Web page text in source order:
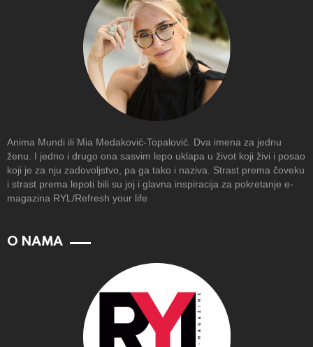
Anima Mundi ili Mia Medaković-Topalović. Dva imena za jednu
ženu. I jedno i drugo ona sasvim lepo uklapa u život koji živi i posao
koji je za nju zadovoljstvo, pa ga tako i naziva. Strast prema čoveku
i strast prema lepoti bili su joj i glavna inspiracija za pokretanje e-
magazina RYL/Refresh your life
O NAMA